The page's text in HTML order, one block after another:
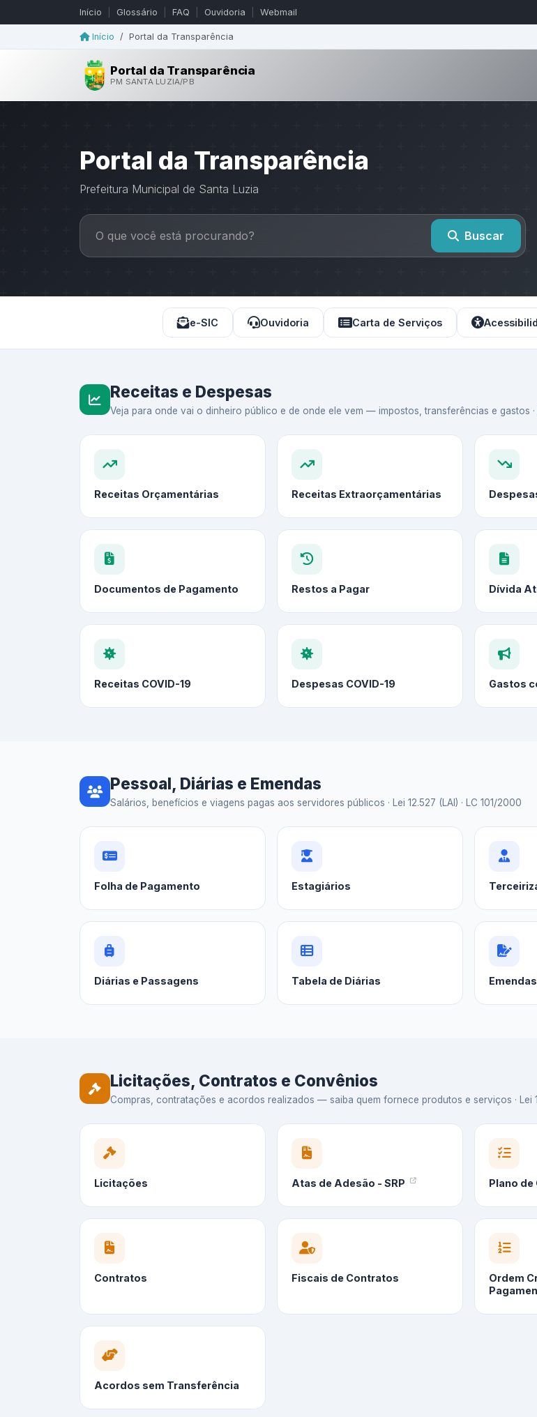
Início Glossário FAQ Ouvidoria Webmail
Início / Portal da Transparência
Portal da Transparência
PM SANTA LUZIA/PB
Portal da Transparência
Prefeitura Municipal de Santa Luzia
Buscar
e-SIC Ouvidoria Carta de Serviços
Receitas e Despesas
Veja para onde vai o dinheiro público e de onde ele vem — impostos, transferências e gastos ·
Receitas Orçamentárias Receitas Extraorçamentárias
Documentos de Pagamento Restos a Pagar Dívida
Receitas COVID-19 Despesas COVID-19 Gastos
Pessoal, Diárias e Emendas
Salários, benefícios e viagens pagas aos servidores públicos · Lei 12.527 (LAI) · LC 101/2000
Folha de Pagamento Estagiários
Diárias e Passagens Tabela de Diárias
Licitações, Contratos e Convênios
Compras, contratações e acordos realizados — saiba quem fornece produtos e serviços · Lei
Licitações Atas de Adesão - SRP Plano
Contratos Fiscais de Contratos
Ordem
Acordos sem Transferência